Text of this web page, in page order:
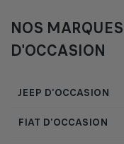
NOS
D'OCCASION
JEEP D'OCCASION
FIAT D'OCCASION